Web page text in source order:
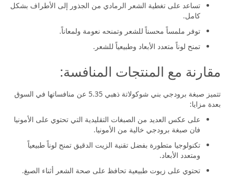
تساعد على تغطية الشعر الرمادي من الجذور إلى الأطراف بشكل
كامل.
توفر ملمساً محسناً للشعر وتمنحه نعومة ولمعاناً.
تمنح لوناً متعدد الأبعاد وطبيعياً للشعر.
مقارنة مع المنتجات المنافسة:
تتميز صبغة برودجي بني شوكولاتة ذهبي 5.35 عن منافساتها في السوق
بعدة مزايا:
على عكس العديد من الصبغات التقليدية التي تحتوي على الأمونيا
فان صبغة برودجي خالية من الأمونيا.
تكنولوجيا متطورة بفضل تقنية الزيت الدقيق تمنح لوناً طبيعياً
ومتعدد الأبعاد.
تحتوي على زيوت طبيعية تحافظ على صحة الشعر أثناء الصبغ.